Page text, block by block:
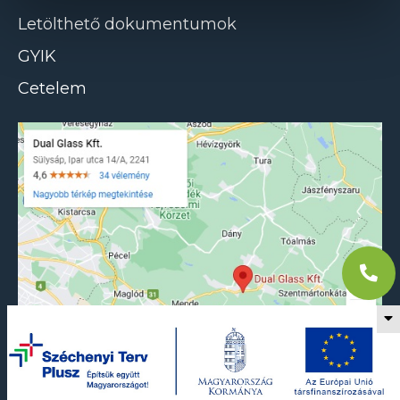
Letölthető dokumentumok
GYIK
Cetelem
DualGlass Kft. 2023 Programozta aNetmetro Tervezte azFFM